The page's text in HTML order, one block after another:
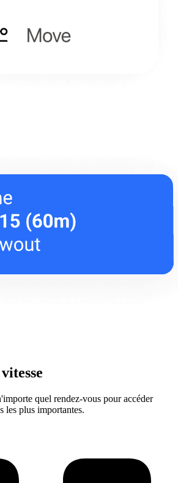
quel rendez-vous pour accéder
les plus importantes.